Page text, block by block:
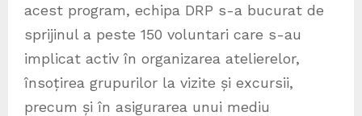
acest program, echipa DRP s-a bucurat de
sprijinul a peste 150 voluntari care s-au
implicat activ în organizarea atelierelor,
însoțirea grupurilor la vizite și excursii,
precum și în asigurarea unui mediu